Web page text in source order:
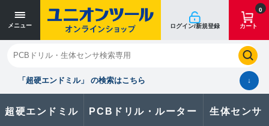
メニュー ログイン/新規登録
0
カート
「超硬エンドミル」 の検索はこちら ↓
超硬エンドミル PCBドリル・ルーター 生体センサ
閉じる
お気に入り クイックオーダー 購入履歴
寸法単位 [mm]
寸法単位 [mm]